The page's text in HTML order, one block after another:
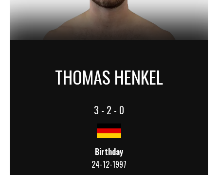
THOMAS HENKEL
3 - 2 - 0
Birthday
24-12-1997